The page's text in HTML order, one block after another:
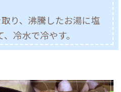
り、沸騰したお湯に塩
冷水で冷やす。